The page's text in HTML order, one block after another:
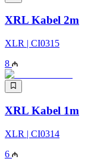
XRL Kabel 2m
XLR | CI0315
8
XRL Kabel 1m
XLR | CI0314
6